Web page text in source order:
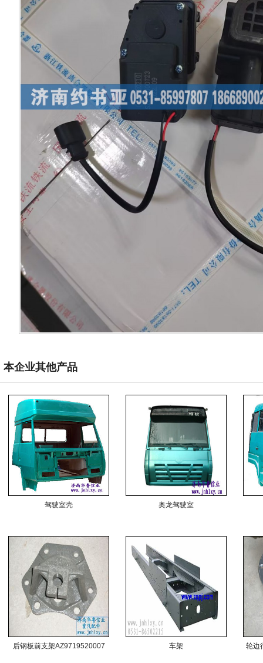
本企业其他产品
驾驶室壳 奥龙驾驶室
后钢板前支架AZ9719520007 车架 轮边